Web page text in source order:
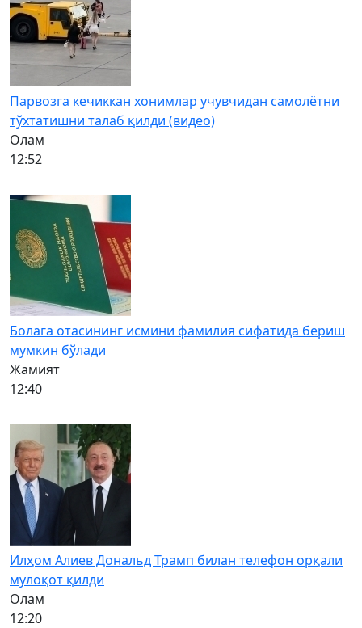
Парвозга кечиккан хонимлар учувчидан самолётни
тўхтатишни талаб қилди (видео)
Олам
12:52
Болага отасининг исмини фамилия сифатида бериш
мумкин бўлади
Жамият
12:40
Илҳом Алиев Дональд Трамп билан телефон орқали
мулоқот қилди
Олам
12:20